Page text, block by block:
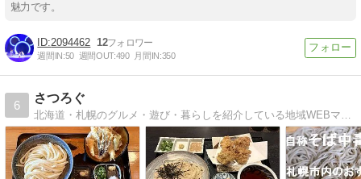
魅力です。
2094462 12
週間IN:50 週間OUT:490 月間IN:350
6
さつろぐ
北海道・札幌のグルメ・遊び・暮らしを紹介している地域WEBマガジン ″ジョニーさん“で検索